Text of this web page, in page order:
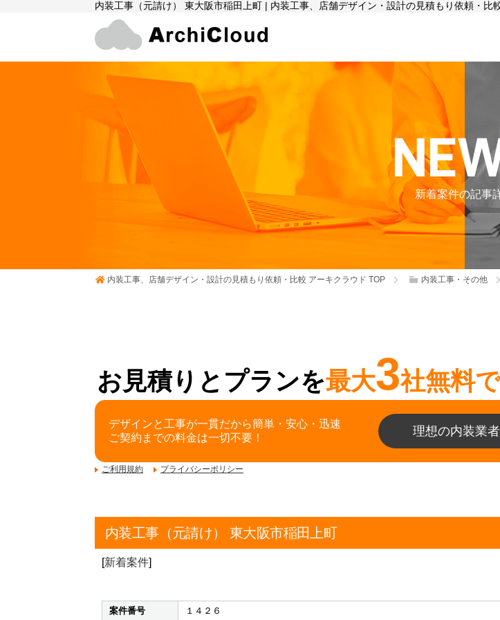
内装工事（元請け） 東大阪市稲田上町 | 内装工事、店舗デザイン・設計の見積もり依頼・比
新着案件の記事
内装工事、店舗デザイン・設計の見積もり依頼・比較 アーキクラウド TOP 内装工事・その他
お見積りとプランを最大3社無料
デザインと工事が一貫だから簡単・安心・迅速
ご契約までの料金は一切不要！
理想の内装業
ご利用規約 プライバシーポリシー
内装工事（元請け） 東大阪市稲田上町
[新着案件]
案件番号 １４２６